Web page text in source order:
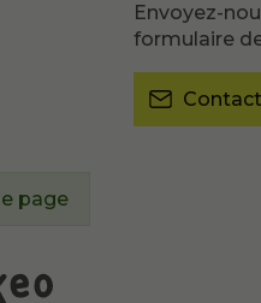
Envoyez-
formulaire
page